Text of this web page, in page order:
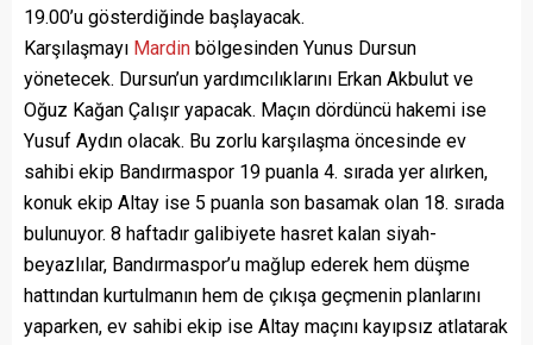
19.00’u gösterdiğinde başlayacak.
Karşılaşmayı Mardin bölgesinden Yunus Dursun
yönetecek. Dursun’un yardımcılıklarını Erkan Akbulut ve
Oğuz Kağan Çalışır yapacak. Maçın dördüncü hakemi ise
Yusuf Aydın olacak. Bu zorlu karşılaşma öncesinde ev
sahibi ekip Bandırmaspor 19 puanla 4. sırada yer alırken,
konuk ekip Altay ise 5 puanla son basamak olan 18. sırada
bulunuyor. 8 haftadır galibiyete hasret kalan siyah-
beyazlılar, Bandırmaspor’u mağlup ederek hem düşme
hattından kurtulmanın hem de çıkışa geçmenin planlarını
yaparken, ev sahibi ekip ise Altay maçını kayıpsız atlatarak